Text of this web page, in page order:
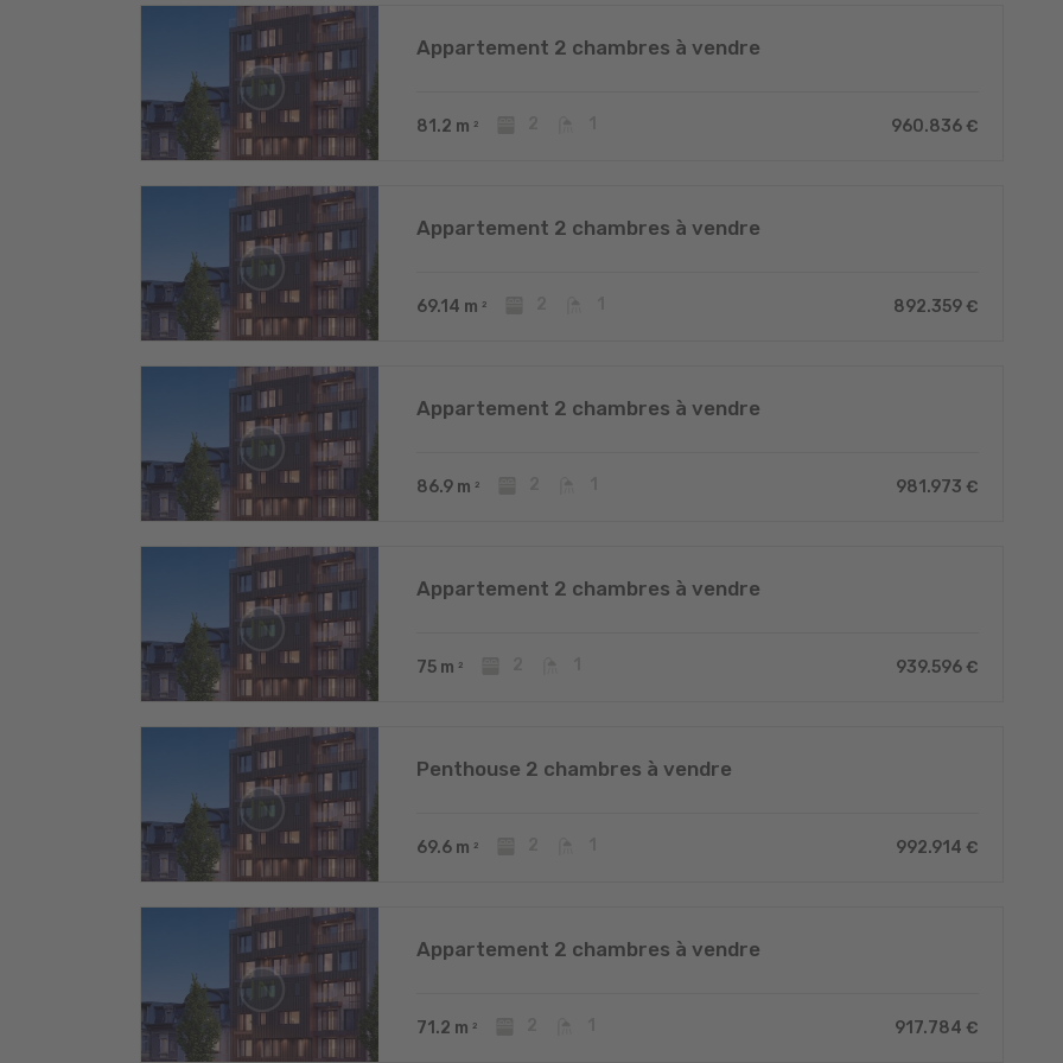
Appartement 2 chambres à vendre
81.2 m 2 960.836 €
Appartement 2 chambres à vendre
69.14 m 2 892.359 €
Appartement 2 chambres à vendre
86.9 m 2 981.973 €
Appartement 2 chambres à vendre
75 m 2 939.596 €
Penthouse 2 chambres à vendre
69.6 m 2 992.914 €
Appartement 2 chambres à vendre
71.2 m 2 917.784 €